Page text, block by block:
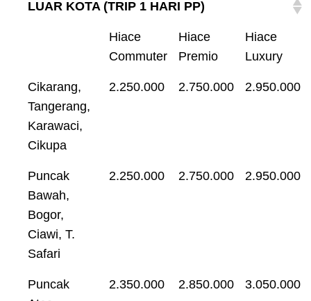
LUAR KOTA (TRIP 1 HARI PP)
Hiace
Commuter
Hiace
Premio
Hiace
Luxury
Cikarang,
Tangerang,
Karawaci,
Cikupa
2.250.000 2.750.000 2.950.000
Puncak
Bawah,
Bogor,
Ciawi, T.
Safari
2.250.000 2.750.000 2.950.000
Puncak
2.350.000 2.850.000 3.050.000